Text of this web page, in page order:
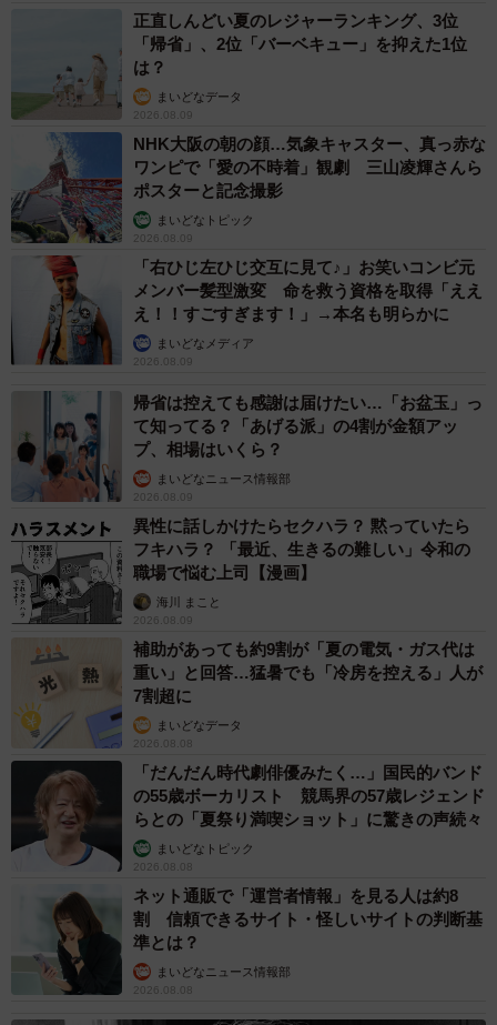
正直しんどい夏のレジャーランキング、3位
「帰省」、2位「バーベキュー」を抑えた1位
は？
まいどなデータ
2026.08.09
NHK大阪の朝の顔…気象キャスター、真っ赤な
ワンピで「愛の不時着」観劇 三山凌輝さんら
ポスターと記念撮影
まいどなトピック
2026.08.09
「右ひじ左ひじ交互に見て♪」お笑いコンビ元
メンバー髪型激変 命を救う資格を取得「ええ
え！！すごすぎます！」→本名も明らかに
まいどなメディア
2026.08.09
帰省は控えても感謝は届けたい…「お盆玉」っ
て知ってる？「あげる派」の4割が金額アッ
プ、相場はいくら？
まいどなニュース情報部
2026.08.09
異性に話しかけたらセクハラ？ 黙っていたら
フキハラ？ 「最近、生きるの難しい」令和の
職場で悩む上司【漫画】
海川 まこと
2026.08.09
補助があっても約9割が「夏の電気・ガス代は
重い」と回答…猛暑でも「冷房を控える」人が
7割超に
まいどなデータ
2026.08.08
「だんだん時代劇俳優みたく…」国民的バンド
の55歳ボーカリスト 競馬界の57歳レジェンド
らとの「夏祭り満喫ショット」に驚きの声続々
まいどなトピック
2026.08.08
ネット通販で「運営者情報」を見る人は約8
割 信頼できるサイト・怪しいサイトの判断基
準とは？
まいどなニュース情報部
2026.08.08